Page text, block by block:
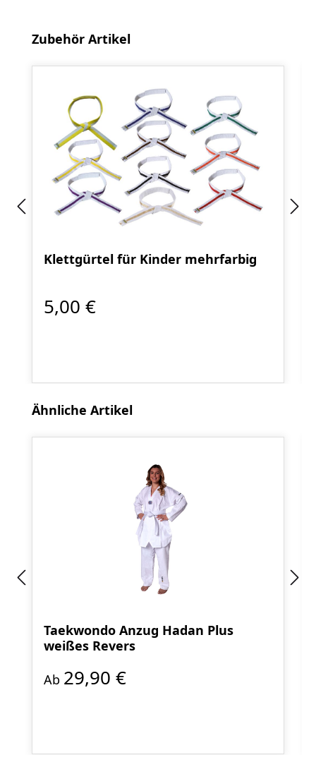
Produktgalerie überspringen
Zubehör Artikel
Klettgürtel für Kinder mehrfarbig
5,00 €
Produktgalerie überspringen
Ähnliche Artikel
Taekwondo Anzug Hadan Plus
weißes Revers
Ab 29,90 €